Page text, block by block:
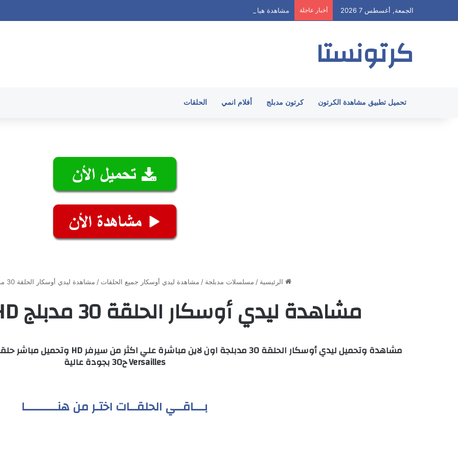
الجمعة, أغسطس 7 2026 أخبار عاجلة مشاهدة هيا ارنولد الحلقة 62 مدبلج HD جميع الحلقات
كرتونستا
تحميل تطبيق مشاهدة الكرتون كرتون مدبلج أفلام انمي الحلقات
الرئيسية / مسلسلات مدبلجة / مشاهدة ليدي أوسكار جميع الحلقات / مشاهدة ليدي أوسكار الحلقة 30 مدبلج HD جميع الحلقات
مشاهدة ليدي أوسكار الحلقة 30 مدبلج HD جميع الحلقات
Versailles ح30 بجودة عالية
بـــاقــي الحلقــات اختـر من هنـــــــــا